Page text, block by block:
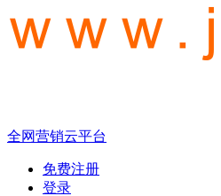
全网营销云平台
免费注册
登录